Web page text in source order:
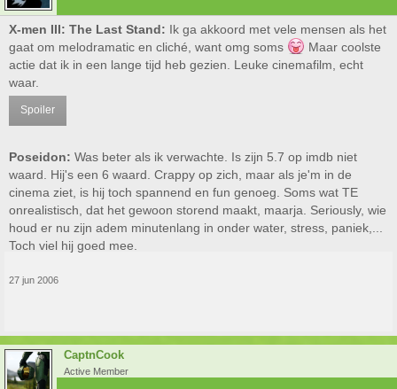
X-men III: The Last Stand: Ik ga akkoord met vele mensen als het
gaat om melodramatic en cliché, want omg soms
Maar coolste
actie dat ik in een lange tijd heb gezien. Leuke cinemafilm, echt
waar.
Spoiler
Poseidon: Was beter als ik verwachte. Is zijn 5.7 op imdb niet
waard. Hij's een 6 waard. Crappy op zich, maar als je'm in de
cinema ziet, is hij toch spannend en fun genoeg. Soms wat TE
onrealistisch, dat het gewoon storend maakt, maarja. Seriously, wie
houd er nu zijn adem minutenlang in onder water, stress, paniek,...
Toch viel hij goed mee.
27 jun 2006
CaptnCook
Active Member